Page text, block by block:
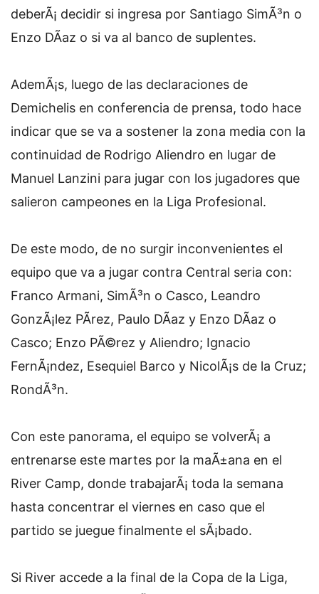
deberÃ¡ decidir si ingresa por Santiago SimÃ³n o
Enzo DÃ­az o si va al banco de suplentes.
AdemÃ¡s, luego de las declaraciones de
Demichelis en conferencia de prensa, todo hace
indicar que se va a sostener la zona media con la
continuidad de Rodrigo Aliendro en lugar de
Manuel Lanzini para jugar con los jugadores que
salieron campeones en la Liga Profesional.
De este modo, de no surgir inconvenientes el
equipo que va a jugar contra Central seria con:
Franco Armani, SimÃ³n o Casco, Leandro
GonzÃ¡lez PÃ­rez, Paulo DÃ­az y Enzo DÃ­az o
Casco; Enzo PÃ©rez y Aliendro; Ignacio
FernÃ¡ndez, Esequiel Barco y NicolÃ¡s de la Cruz;
RondÃ³n.
Con este panorama, el equipo se volverÃ¡ a
entrenarse este martes por la maÃ±ana en el
River Camp, donde trabajarÃ¡ toda la semana
hasta concentrar el viernes en caso que el
partido se juegue finalmente el sÃ¡bado.
Si River accede a la final de la Copa de la Liga,